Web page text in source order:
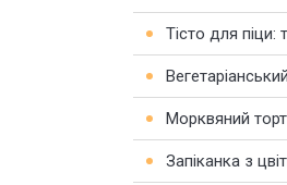
Тісто для піци:
Морквяний
Запіканка з